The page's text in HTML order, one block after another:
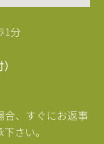
1分
合、すぐにお返事
さい。